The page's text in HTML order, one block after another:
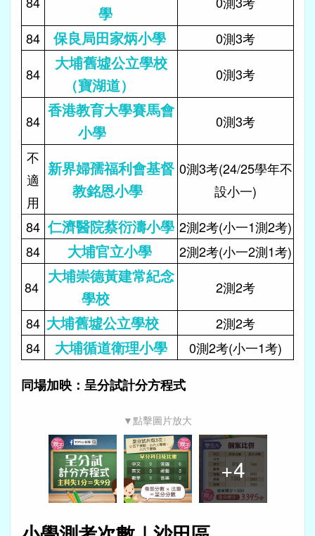
學
84
保良局田家炳小學
0測3考
84
大埔舊墟公立學校
（寶湖道）
0測3考
84
香港教育大學賽馬會
小學
0測3考
不
適
用
新界婦孺福利會基督
教銘恩小學
0測3考(24/25學年不
設小一)
84 仁濟醫院蔡衍濤小學 2測2考(小一1測2考)
84
大埔官立小學
2測2考(小一2測1考)
84
大埔崇德黃建常紀念
學校
2測2考
84 大埔舊墟公立學校
2測2考
84
大埔循道衛理小學 0測2考(小一1考)
同場加映：呈分試計分方程式
▼點擊圖片放大
+4